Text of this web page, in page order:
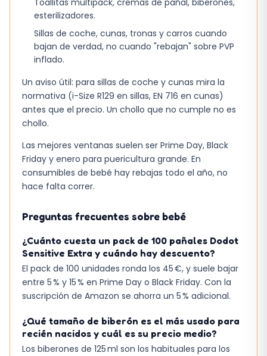
esterilizadores.
Sillas de coche, cunas, tronas y carros cuando
bajan de verdad, no cuando "rebajan" sobre PVP
inflado.
Un aviso útil: para sillas de coche y cunas mira la
normativa (i-Size R129 en sillas, EN 716 en cunas)
antes que el precio. Un chollo que no cumple no es
chollo.
Las mejores ventanas suelen ser Prime Day, Black
Friday y enero para puericultura grande. En
consumibles de bebé hay rebajas todo el año, no
hace falta correr.
Preguntas frecuentes sobre bebé
¿Cuánto cuesta un pack de 100 pañales Dodot
Sensitive Extra y cuándo hay descuento?
El pack de 100 unidades ronda los 45 €, y suele bajar
entre 5 % y 15 % en Prime Day o Black Friday. Con la
suscripción de Amazon se ahorra un 5 % adicional.
¿Qué tamaño de biberón es el más usado para
recién nacidos y cuál es su precio medio?
Los biberones de 125 ml son los habituales para los